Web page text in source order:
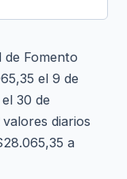
de Fomento
el 9 de
30 de
diarios
a